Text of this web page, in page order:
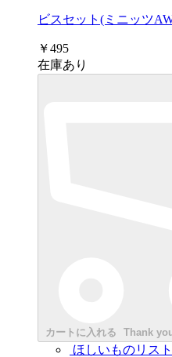
ビスセット(ミニッツ
￥495
在庫あり
カートに入れる Thank
ほしいものリス